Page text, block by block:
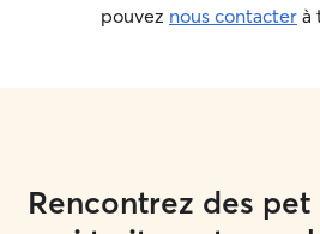
pouvez nous contacter à
Rencontrez des